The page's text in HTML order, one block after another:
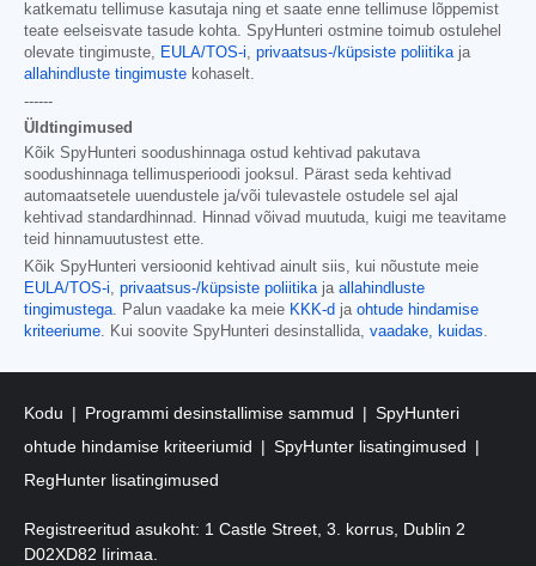
katkematu tellimuse kasutaja ning et saate enne tellimuse lõppemist
teate eelseisvate tasude kohta. SpyHunteri ostmine toimub ostulehel
olevate tingimuste, EULA/TOS-i, privaatsus-/küpsiste poliitikaja
allahindluste tingimuste kohaselt.
------
Üldtingimused
Kõik SpyHunteri soodushinnaga ostud kehtivad pakutava
soodushinnaga tellimusperioodi jooksul. Pärast seda kehtivad
automaatsetele uuendustele ja/või tulevastele ostudele sel ajal
kehtivad standardhinnad. Hinnad võivad muutuda, kuigi me teavitame
teid hinnamuutustest ette.
Kõik SpyHunteri versioonid kehtivad ainult siis, kui nõustute meie
EULA/TOS-i, privaatsus-/küpsiste poliitikaja allahindluste
tingimustega. Palun vaadake ka meie KKK-d ja ohtude hindamise
kriteeriume. Kui soovite SpyHunteri desinstallida, vaadake, kuidas.
Kodu Programmi desinstallimise sammud
SpyHunteri
ohtude hindamise kriteeriumid
SpyHunter lisatingimused
RegHunter lisatingimused
Registreeritud asukoht: 1 Castle Street, 3. korrus, Dublin 2
D02XD82 Iirimaa.